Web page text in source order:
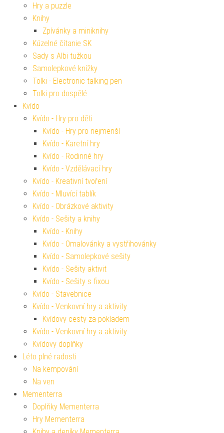
Hry a puzzle
Knihy
Zpívánky a miniknihy
Kúzelné čítanie SK
Sady s Albi tužkou
Samolepkové knížky
Tolki - Electronic talking pen
Tolki pro dospělé
Kvído
Kvído - Hry pro děti
Kvído - Hry pro nejmenší
Kvído - Karetní hry
Kvído - Rodinné hry
Kvído - Vzdělávací hry
Kvído - Kreativní tvoření
Kvído - Mluvící tablík
Kvído - Obrázkové aktivity
Kvído - Sešity a knihy
Kvído - Knihy
Kvído - Omalovánky a vystřihovánky
Kvído - Samolepkové sešity
Kvído - Sešity aktivit
Kvído - Sešity s fixou
Kvído - Stavebnice
Kvído - Venkovní hry a aktivity
Kvídovy cesty za pokladem
Kvído - Venkovní hry a aktivity
Kvídovy doplňky
Léto plné radosti
Na kempování
Na ven
Mementerra
Doplňky Mementerra
Hry Mementerra